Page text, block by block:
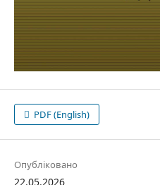
PDF (English)
Опубліковано
22.05.2026